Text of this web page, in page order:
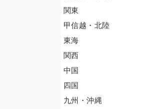
関東
甲信越・北陸
東海
関西
中国
四国
九州・沖縄